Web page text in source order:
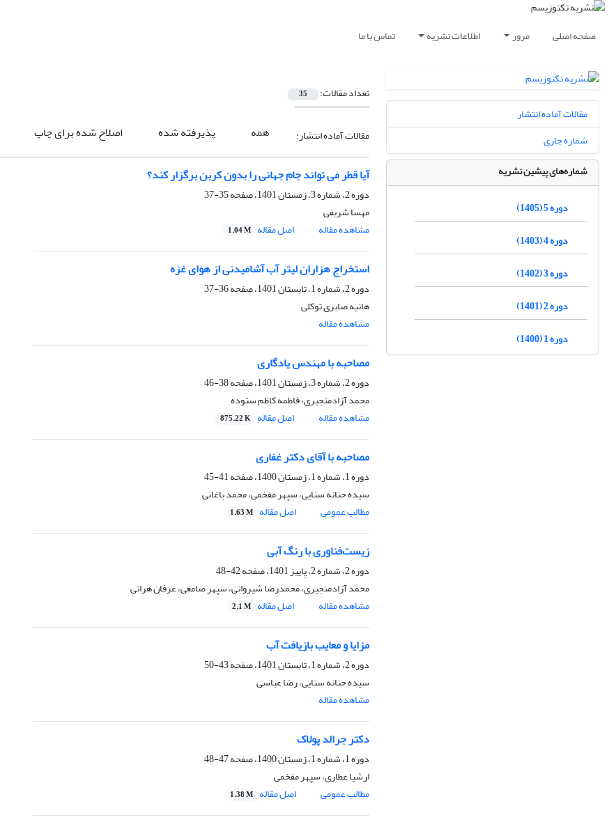
صفحه اصلی مرور اطلاعات نشریه تماس با ما
تعداد مقالات: 35
مقالات آماده انتشار: همه پذیرفته شده اصلاح شده برای چاپ
آیا قطر مى تواند جام جهانى را بدون کربن برگزار کند؟
دوره 2، شماره 3، زمستان 1401، صفحه
35-37
مهسا شریفی
مشاهده مقاله
اصل مقاله 1.04 M
استخراج هزاران لیتر آب آشامیدنى از هواى غزه
دوره 2، شماره 1، تابستان 1401، صفحه
36-37
هانیه صابری توکلی
مشاهده مقاله
مصاحبه با مهندس یادگاری
دوره 2، شماره 3، زمستان 1401، صفحه
38-46
محمد آزادمنجیری، فاطمه کاظم ستوده
مشاهده مقاله
اصل مقاله 875.22 K
مصاحبه با آقای دکتر غفاری
دوره 1، شماره 1، زمستان 1400، صفحه
41-45
سیده حنانه سنایی، سپهر مفخمی، محمد باغانی
مطالب عمومی
اصل مقاله 1.63 M
زیست‌فناوری با رنگ آبی
دوره 2، شماره 2، پاییز 1401، صفحه
42-48
محمد آزادمنجیری، محمدرضا شیروانی، سپهر صامعی، عرفان هراتی
مشاهده مقاله
اصل مقاله 2.1 M
مزایا و معایب بازیافت آب
دوره 2، شماره 1، تابستان 1401، صفحه
43-50
سیده حنانه سنایی، رضا عباسی
مشاهده مقاله
دکتر جرالد پولاک
دوره 1، شماره 1، زمستان 1400، صفحه
47-48
ارشیا عطاری، سپهر مفخمی
مطالب عمومی
اصل مقاله 1.38 M
مقالات آماده انتشار
شماره جاری
شماره‌های پیشین نشریه
دوره 5 (1405)
دوره 4 (1403)
دوره 3 (1402)
دوره 2 (1401)
دوره 1 (1400)